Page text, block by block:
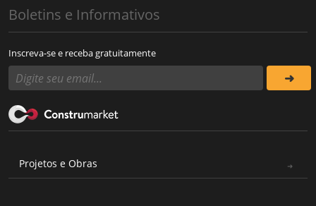
Boletins e Informativos
Inscreva-se e receba gratuitamente
Projetos e Obras